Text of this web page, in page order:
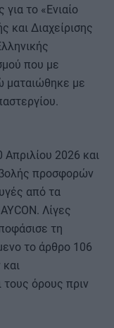
το «Ενιαίο
και Διαχείρισης
που με
ματαιώθηκε με
2026 και
προσφορών
από τα
Λίγες
τη
το άρθρο 106
τους όρους πριν